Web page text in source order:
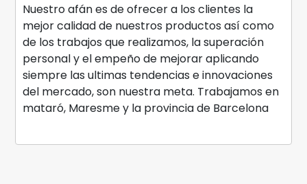
Nuestro afán es de ofrecer a los clientes la
mejor calidad de nuestros productos así como
de los trabajos que realizamos, la superación
personal y el empeño de mejorar aplicando
siempre las ultimas tendencias e innovaciones
del mercado, son nuestra meta. Trabajamos en
mataró, Maresme y la provincia de Barcelona